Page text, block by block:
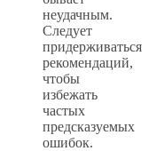
неудачным.
Следует
придерживаться
рекомендаций,
чтобы
избежать
частых
предсказуемых
ошибок.